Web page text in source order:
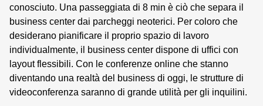
conosciuto. Una passeggiata di 8 min è ciò che separa il
business center dai parcheggi neoterici. Per coloro che
desiderano pianificare il proprio spazio di lavoro
individualmente, il business center dispone di uffici con
layout flessibili. Con le conferenze online che stanno
diventando una realtà del business di oggi, le strutture di
videoconferenza saranno di grande utilità per gli inquilini.